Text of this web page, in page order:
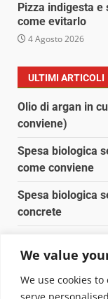
We value
We use cookies
serve
Pizza indigesta
come evitarlo
4 Agosto 2026
ULTIMI ARTICOLI
Olio di argan in
conviene)
Spesa biologica
come conviene
Spesa biologica
concrete
Pulizia naturale
sostituiscono 10